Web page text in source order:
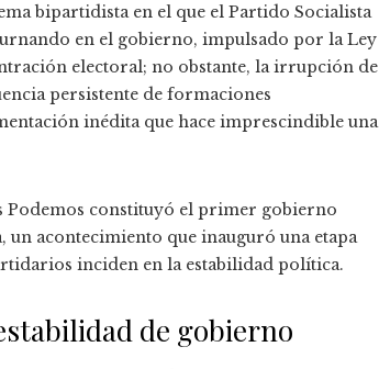
bipartidista en el que el Partido Socialista
en el gobierno, impulsado por la Ley
electoral; no obstante, la irrupción de
persistente de formaciones
inédita que hace imprescindible una
Podemos constituyó el primer gobierno
un acontecimiento que inauguró una etapa
inciden en la estabilidad política.
de gobierno